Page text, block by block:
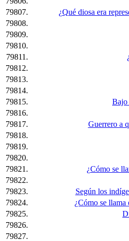
79807.
¿Qué diosa era
79808.
79809.
79810.
79811.
79812.
79813.
79814.
79815.
Bajo
79816.
79817.
Guerrero a
79818.
79819.
79820.
79821.
¿Cómo se
79822.
79823.
Según los
79824.
¿Cómo se
79825.
79826.
79827.